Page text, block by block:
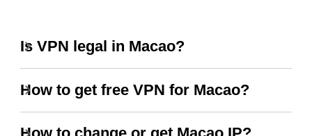
Is VPN legal in Macao?
How to get free VPN for Macao?